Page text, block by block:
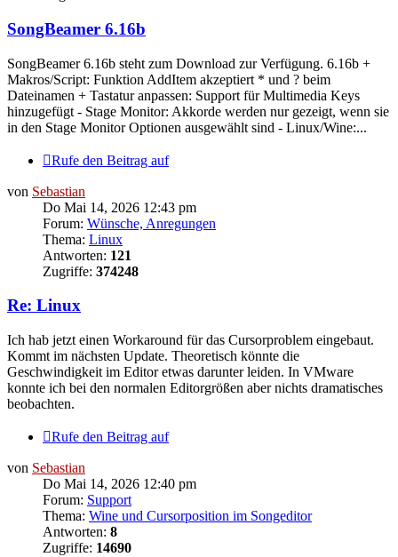
SongBeamer 6.16b
SongBeamer 6.16b steht zum Download zur Verfügung. 6.16b +
Makros/Script: Funktion AddItem akzeptiert * und ? beim
Dateinamen + Tastatur anpassen: Support für Multimedia Keys
hinzugefügt - Stage Monitor: Akkorde werden nur gezeigt, wenn sie
in den Stage Monitor Optionen ausgewählt sind - Linux/Wine:...
Rufe den Beitrag auf
von Sebastian
Do Mai 14, 2026 12:43 pm
Forum: Wünsche, Anregungen
Thema: Linux
Antworten: 121
Zugriffe: 374248
Re: Linux
Ich hab jetzt einen Workaround für das Cursorproblem eingebaut.
Kommt im nächsten Update. Theoretisch könnte die
Geschwindigkeit im Editor etwas darunter leiden. In VMware
konnte ich bei den normalen Editorgrößen aber nichts dramatisches
beobachten.
Rufe den Beitrag auf
von Sebastian
Do Mai 14, 2026 12:40 pm
Forum: Support
Thema: Wine und Cursorposition im Songeditor
Antworten: 8
Zugriffe: 14690